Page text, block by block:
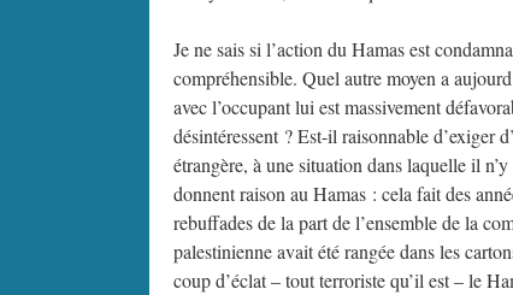
Je ne sais si l’action du Hamas est
compréhensible. Quel autre moyen a
avec l’occupant lui est massivement
désintéressent ? Est-il raisonnable d’exiger
étrangère, à une situation dans laquelle il
donnent raison au Hamas : cela fait des
rebuffades de la part de l’ensemble de la
palestinienne avait été rangée dans les
coup d’éclat – tout terroriste qu’il est – le